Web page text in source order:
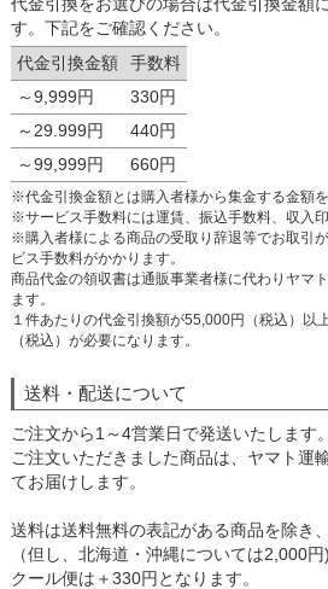
代金引換をお選びの場合は代金引換金額
す。下記をご確認ください。
代金引換金額
手数料
～9,999円
330円
～29.999円
440円
～99,999円
660円
※代金引換金額とは購入者様から集金する金額を
※サービス手数料には運賃、振込手数料、収入
※購入者様による商品の受取り辞退等でお取引
ビス手数料がかかります。
商品代金の領収書は通販事業者様に代わりヤマ
ます。
１件あたりの代金引換額が55,000円（税込）以
（税込）が必要になります。
送料・配送について
ご注文から1～4営業日で発送いたします。
ご注文いただきました商品は、ヤマト運
てお届けします。
送料は送料無料の表記がある商品を除き、
（但し、北海道・沖縄については2,000円)
クール便は＋330円となります。